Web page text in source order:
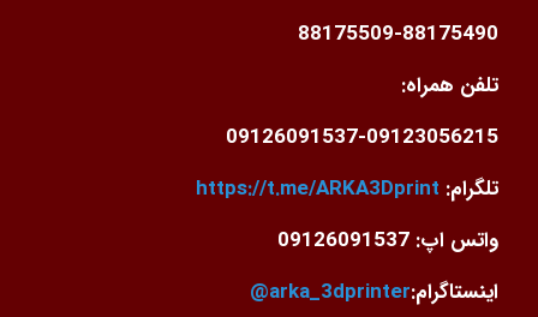
88175509-88175490
تلفن همراه:
09126091537-09123056215
تلگرام: https://t.me/ARKA3Dprint
واتس اپ: 09126091537
اینستاگرام:arka_3dprinter@